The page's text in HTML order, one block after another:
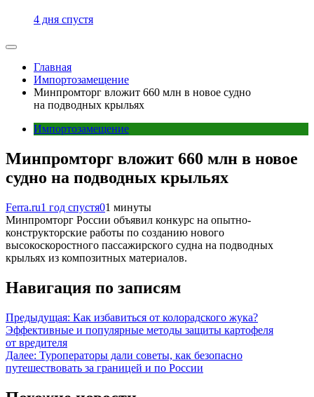
4 дня спустя
Главная
Импортозамещение
Минпромторг вложит 660 млн в новое судно
на подводных крыльях
Импортозамещение
Минпромторг вложит 660 млн в новое
судно на подводных крыльях
Ferra.ru1 год спустя01 минуты
Минпромторг России объявил конкурс на опытно-
конструкторские работы по созданию нового
высокоскоростного пассажирского судна на подводных
крыльях из композитных материалов.
Навигация по записям
Предыдущая: Как избавиться от колорадского жука?
Эффективные и популярные методы защиты картофеля
от вредителя
Далее: Туроператоры дали советы, как безопасно
путешествовать за границей и по России